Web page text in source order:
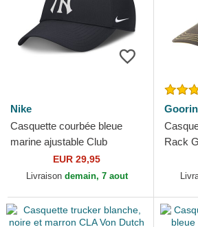
Nike
Casquette courbée bleue
marine ajustable Club
Structured UV Poly Ripstop
New York Yankees MLB
EUR 29,95
Livraison demain, 7 aout
Rack